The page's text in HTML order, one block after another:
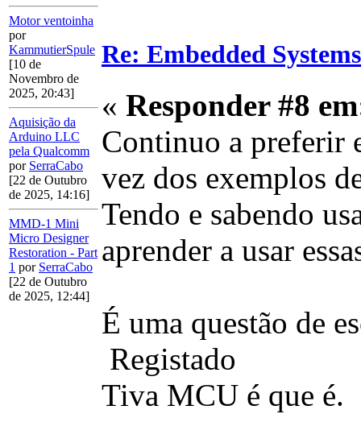
Motor ventoinha
por
KammutierSpule
[10 de
Novembro de
2025, 20:43]
Aquisição da
Arduino LLC
pela Qualcomm
por SerraCabo
[22 de Outubro
de 2025, 14:16]
MMD-1 Mini
Micro Designer
Restoration - Part
1 por SerraCabo
[22 de Outubro
de 2025, 12:44]
Re: Embedded
« Responder #8
Continuo a preferir
vez dos exemplos
Tendo e sabendo
aprender a usar
É uma questão de
Registado
Tiva MCU é que é.